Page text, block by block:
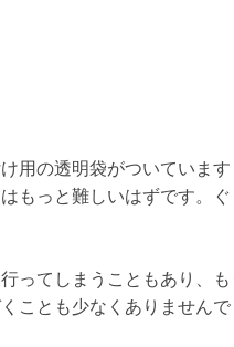
用の透明袋がついています
もっと難しいはずです。ぐ
ってしまうこともあり、も
ことも少なくありませんで